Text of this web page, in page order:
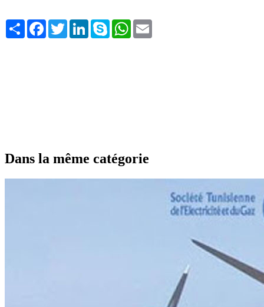
Share FacebookTwitterLinkedInSkype WhatsApp
Dans la même catégorie